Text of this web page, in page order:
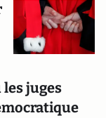
les juges